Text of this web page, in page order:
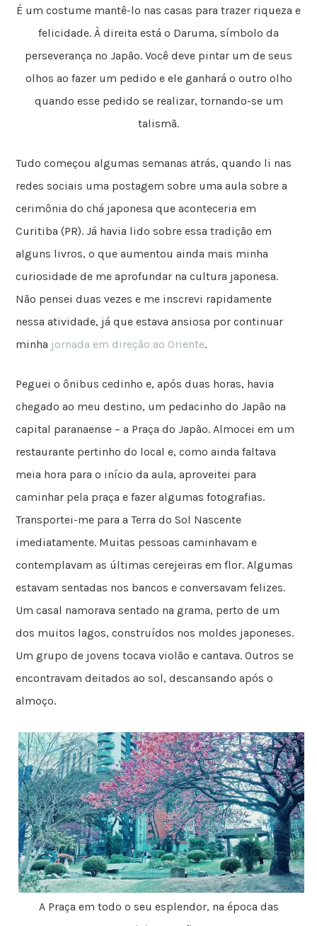
É um costume mantê-lo nas casas para trazer riqueza e
felicidade. À direita está o Daruma, símbolo da
perseverança no Japão. Você deve pintar um de seus
olhos ao fazer um pedido e ele ganhará o outro olho
quando esse pedido se realizar, tornando-se um
talismã.
Tudo começou algumas semanas atrás, quando li nas
redes sociais uma postagem sobre uma aula sobre a
cerimônia do chá japonesa que aconteceria em
Curitiba (PR). Já havia lido sobre essa tradição em
alguns livros, o que aumentou ainda mais minha
curiosidade de me aprofundar na cultura japonesa.
Não pensei duas vezes e me inscrevi rapidamente
nessa atividade, já que estava ansiosa por continuar
minha jornada em direção ao Oriente.
Peguei o ônibus cedinho e, após duas horas, havia
chegado ao meu destino, um pedacinho do Japão na
capital paranaense – a Praça do Japão. Almocei em um
restaurante pertinho do local e, como ainda faltava
meia hora para o início da aula, aproveitei para
caminhar pela praça e fazer algumas fotografias.
Transportei-me para a Terra do Sol Nascente
imediatamente. Muitas pessoas caminhavam e
contemplavam as últimas cerejeiras em flor. Algumas
estavam sentadas nos bancos e conversavam felizes.
Um casal namorava sentado na grama, perto de um
dos muitos lagos, construídos nos moldes japoneses.
Um grupo de jovens tocava violão e cantava. Outros se
encontravam deitados ao sol, descansando após o
almoço.
A Praça em todo o seu esplendor, na época das